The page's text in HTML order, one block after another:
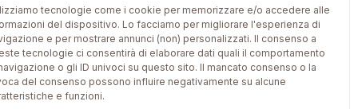
tecnologie come i cookie per memorizzare e/o accedere alle
del dispositivo. Lo facciamo per migliorare l'esperienza di
e per mostrare annunci (non) personalizzati. Il consenso a
tecnologie ci consentirà di elaborare dati quali il comportamento
o gli ID univoci su questo sito. Il mancato consenso o la
del consenso possono influire negativamente su alcune
e funzioni.